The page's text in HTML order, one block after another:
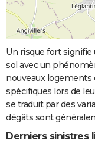
Un risque fort
sol avec un
nouveaux
spécifiques lors de
se traduit par des
dégâts sont
Derniers sinistres